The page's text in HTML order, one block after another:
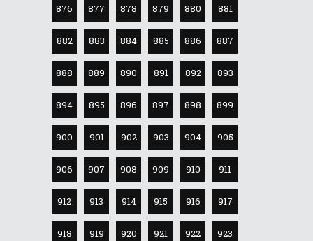
876 877 878 879 880 881
882 883 884 885 886 887
888 889 890 891 892 893
894 895 896 897 898 899
900 901 902 903 904 905
906 907 908 909 910 911
912 913 914 915 916 917
918 919 920 921 922 923